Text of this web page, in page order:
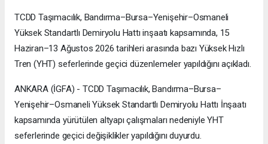
TCDD Taşımacılık, Bandırma–Bursa–Yenişehir–Osmaneli
Yüksek Standartlı Demiryolu Hattı inşaatı kapsamında, 15
Haziran–13 Ağustos 2026 tarihleri arasında bazı Yüksek Hızlı
Tren (YHT) seferlerinde geçici düzenlemeler yapıldığını açıkladı.
ANKARA (İGFA) - TCDD Taşımacılık, Bandırma–Bursa–
Yenişehir–Osmaneli Yüksek Standartlı Demiryolu Hattı İnşaatı
kapsamında yürütülen altyapı çalışmaları nedeniyle YHT
seferlerinde geçici değişiklikler yapıldığını duyurdu.